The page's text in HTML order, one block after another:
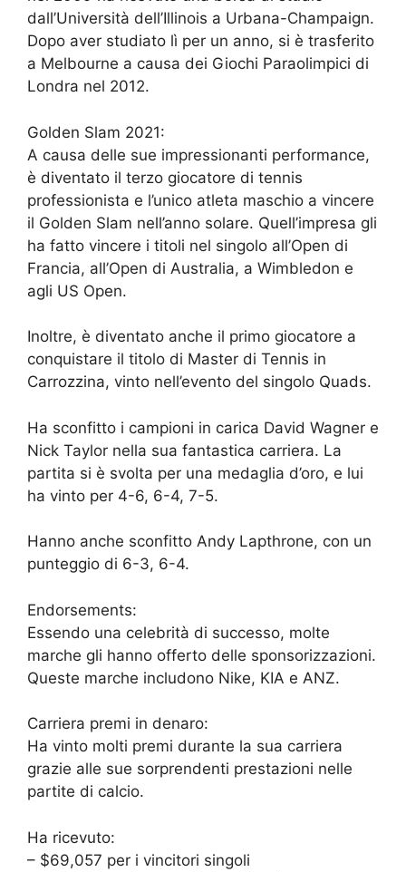
dall’Università dell’Illinois a Urbana-Champaign.
Dopo aver studiato lì per un anno, si è trasferito
a Melbourne a causa dei Giochi Paraolimpici di
Londra nel 2012.
Golden Slam 2021:
A causa delle sue impressionanti performance,
è diventato il terzo giocatore di tennis
professionista e l’unico atleta maschio a vincere
il Golden Slam nell’anno solare. Quell’impresa gli
ha fatto vincere i titoli nel singolo all’Open di
Francia, all’Open di Australia, a Wimbledon e
agli US Open.
Inoltre, è diventato anche il primo giocatore a
conquistare il titolo di Master di Tennis in
Carrozzina, vinto nell’evento del singolo Quads.
Ha sconfitto i campioni in carica David Wagner e
Nick Taylor nella sua fantastica carriera. La
partita si è svolta per una medaglia d’oro, e lui
ha vinto per 4-6, 6-4, 7-5.
Hanno anche sconfitto Andy Lapthrone, con un
punteggio di 6-3, 6-4.
Endorsements:
Essendo una celebrità di successo, molte
marche gli hanno offerto delle sponsorizzazioni.
Queste marche includono Nike, KIA e ANZ.
Carriera premi in denaro:
Ha vinto molti premi durante la sua carriera
grazie alle sue sorprendenti prestazioni nelle
partite di calcio.
Ha ricevuto:
– $69,057 per i vincitori singoli